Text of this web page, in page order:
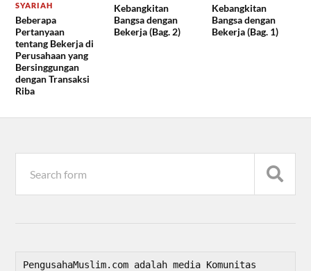
SYARIAH
Beberapa
Pertanyaan
tentang Bekerja di
Perusahaan yang
Bersinggungan
dengan Transaksi
Riba
Kebangkitan
Bangsa dengan
Bekerja (Bag. 2)
Kebangkitan
Bangsa dengan
Bekerja (Bag. 1)
PengusahaMuslim.com adalah media Komunitas